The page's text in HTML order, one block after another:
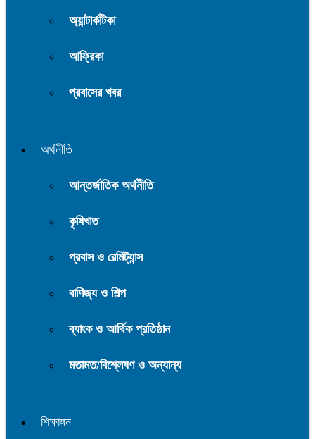
অ্যান্টার্কটিকা
আফ্রিকা
প্রবাসের খবর
অর্থনীতি
আন্তর্জাতিক অর্থনীতি
কৃষিখাত
প্রবাস ও রেমিট্যান্স
বাণিজ্য ও শিল্প
ব্যাংক ও আর্থিক প্রতিষ্ঠান
মতামত/বিশ্লেষণ ও অন্যান্য
শিক্ষাঙ্গন